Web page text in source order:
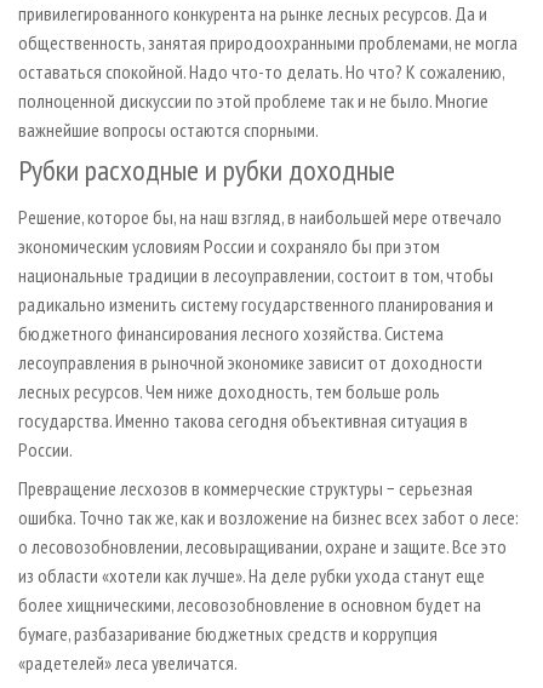
привилегированного конкурента на рынке лесных ресурсов. Да и
общественность, занятая природоохранными проблемами, не могла
оставаться спокойной. Надо что-то делать. Но что? К сожалению,
полноценной дискуссии по этой проблеме так и не было. Многие
важнейшие вопросы остаются спорными.
Рубки расходные и рубки доходные
Решение, которое бы, на наш взгляд, в наибольшей мере отвечало
экономическим условиям России и сохраняло бы при этом
национальные традиции в лесоуправлении, состоит в том, чтобы
радикально изменить систему государственного планирования и
бюджетного финансирования лесного хозяйства. Система
лесоуправления в рыночной экономике зависит от доходности
лесных ресурсов. Чем ниже доходность, тем больше роль
государства. Именно такова сегодня объективная ситуация в
России.
Превращение лесхозов в коммерческие структуры − серьезная
ошибка. Точно так же, как и возложение на бизнес всех забот о лесе:
о лесовозобновлении, лесовыращивании, охране и защите. Все это
из области «хотели как лучше». На деле рубки ухода станут еще
более хищническими, лесовозобновление в основном будет на
бумаге, разбазаривание бюджетных средств и коррупция
«радетелей» леса увеличатся.